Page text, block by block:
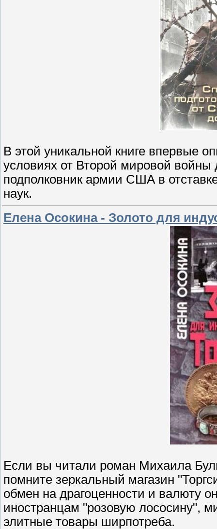
В этой уникальной книге впервые
условиях от Второй мировой
подполковник армии США в
наук.
Елена Осокина - Золото для
Если вы читали роман Михаила
помните зеркальный магазин
обмен на драгоценности и валюту
иностранцам "розовую лососину",
элитные товары ширпотреба.